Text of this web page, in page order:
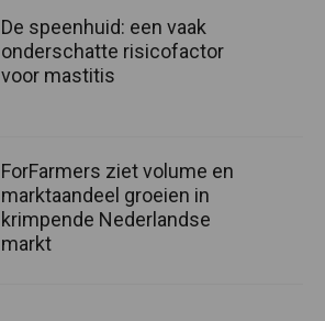
De speenhuid: een vaak
onderschatte risicofactor
voor mastitis
ForFarmers ziet volume en
marktaandeel groeien in
krimpende Nederlandse
markt